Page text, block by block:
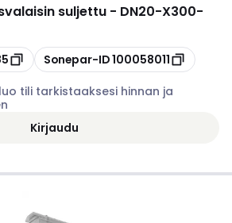
suljettu - DN20-X300-
Kopioi
Sonepar-ID100058011
tili tarkistaaksesi hinnan ja
Kirjaudu